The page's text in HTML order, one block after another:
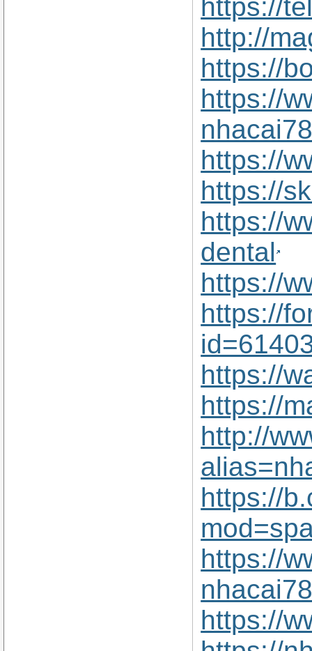
https://
http://
https://
https://
https://
https://
https://
dental
https://
https://
https://
https://
http://
https://
https://
https://